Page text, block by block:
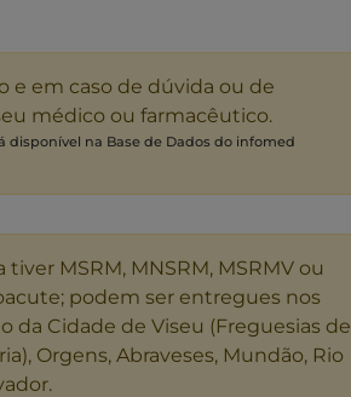
e em caso de dúvida ou de
médico ou farmacêutico.
na Base de Dados do infomed
MSRM, MNSRM, MSRMV ou
podem ser entregues nos
da Cidade de Viseu (Freguesias de
Orgens, Abraveses, Mundão, Rio